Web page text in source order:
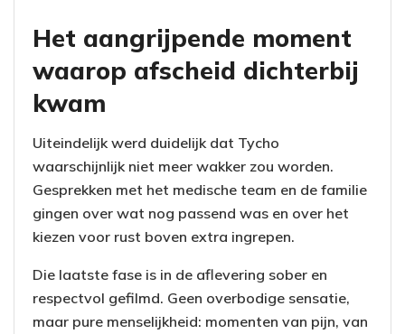
Het aangrijpende moment
waarop afscheid dichterbij
kwam
Uiteindelijk werd duidelijk dat Tycho
waarschijnlijk niet meer wakker zou worden.
Gesprekken met het medische team en de familie
gingen over wat nog passend was en over het
kiezen voor rust boven extra ingrepen.
Die laatste fase is in de aflevering sober en
respectvol gefilmd. Geen overbodige sensatie,
maar pure menselijkheid: momenten van pijn, van